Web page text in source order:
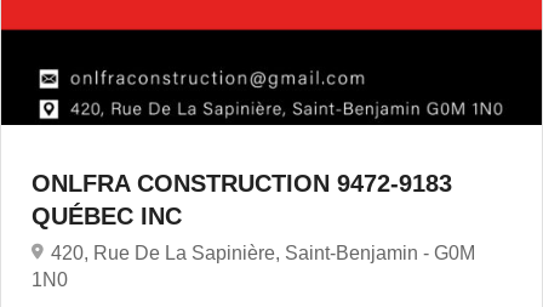
ONLFRA CONSTRUCTION 9472-9183
QUÉBEC INC
420, Rue De La Sapinière, Saint-Benjamin - G0M
1N0